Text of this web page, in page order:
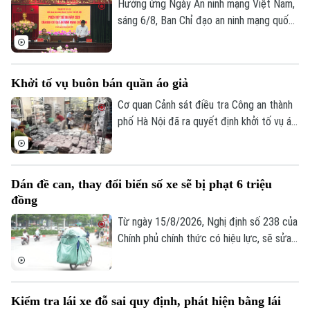
Liên hệ đường dây nóng (bấm để gọi)
Tòa soạn Tòa soạn
theo khoản 1, Điều 194 Bộ luật Hình sự.
Hưởng ứng Ngày An ninh mạng Việt Nam,
sáng 6/8, Ban Chỉ đạo an ninh mạng quốc
Khởi tố vụ buôn bán quần áo giả
Cơ quan Cảnh sát điều tra Công an thành
phố Hà Nội đã ra quyết định khởi tố vụ án,
công nghiệp".
Dán đề can, thay đổi biển số xe sẽ bị phạt 6 triệu
đồng
Từ ngày 15/8/2026, Nghị định số 238 của
Chính phủ chính thức có hiệu lực, sẽ sửa
đường bộ như: trừ điểm, phục hồi điểm
Kiểm tra lái xe đỗ sai quy định, phát hiện bằng lái